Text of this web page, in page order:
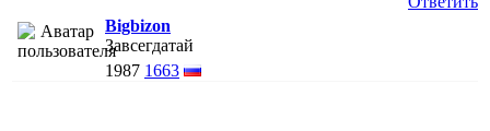
Bigbizon
Завсегдатай
1987 1663